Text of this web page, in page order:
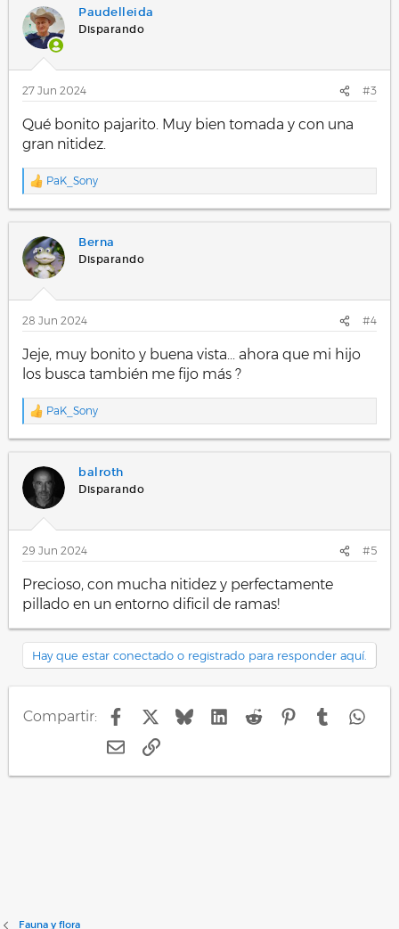
c
i
o
e
s
:
Paudelleida
Disparando
27 Jun 2024 #3
Qué bonito pajarito. Muy bien tomada y con una
gran nitidez.
R
a
c
i
o
e
s
:
PaK_Sony
Berna
Disparando
28 Jun 2024 #4
Jeje, muy bonito y buena vista... ahora que mi hijo
los busca también me fijo más ?
R
a
c
o
e
s
:
PaK_Sony
balroth
Disparando
29 Jun 2024 #5
Precioso, con mucha nitidez y perfectamente
pillado en un entorno dificil de ramas!
Hay que estar conectado o registrado para responder aquí.
Compartir: FacebookBlueskyLinkedIn
Reddit PinterestTumblr
E-mailEnlace
Fauna y flora